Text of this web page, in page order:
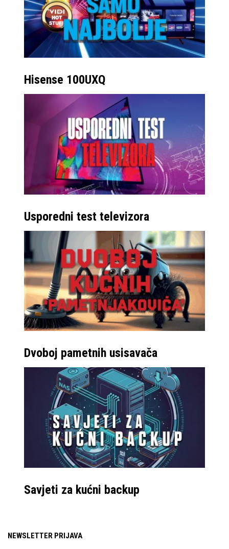
kreiran specifično za
multitasking i rad
primjerice u office
aplikacijama, gdje
dokumenta, pisati
bilješke ili čak cijele
tekstove, uređivati
tablice, itd. Samsung
OneUI sustav
optimiziran je i za
prikaz tri različite
aplikacije, a za one
najekstremnije, možete i
četvrtu otvoriti kao
lebdeći prozor.
Možda na zaslonu
modela postaje malo
zagušeno, no zato
postoji Dex sustav, gdje
se bežično možete
povezati na eksterni
zaslon te dobivate
pravo desktop iskustvo,
a multitasking s većim
Hisense 100UXQ
Usporedni test televizora
Dvoboj pametnih usisavača
Savjeti za kućni backup
NEWSLETTER PRIJAVA